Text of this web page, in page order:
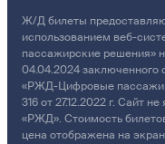
Ж/Д билеты
использованием веб-
пассажирские решения»
04.04.2024
«РЖД-Цифровые
316 от 27.12.2022 г. Сайт
«РЖД». Стоимость
цена отображена на